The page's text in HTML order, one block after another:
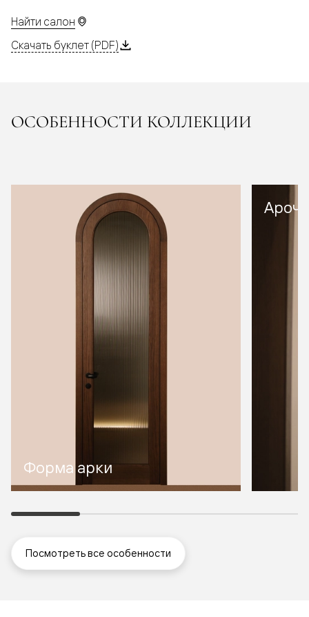
Найти салон
Скачать буклет (PDF)
ОСОБЕННОСТИ КОЛЛЕКЦИИ
Форма арки
Посмотреть все особенности